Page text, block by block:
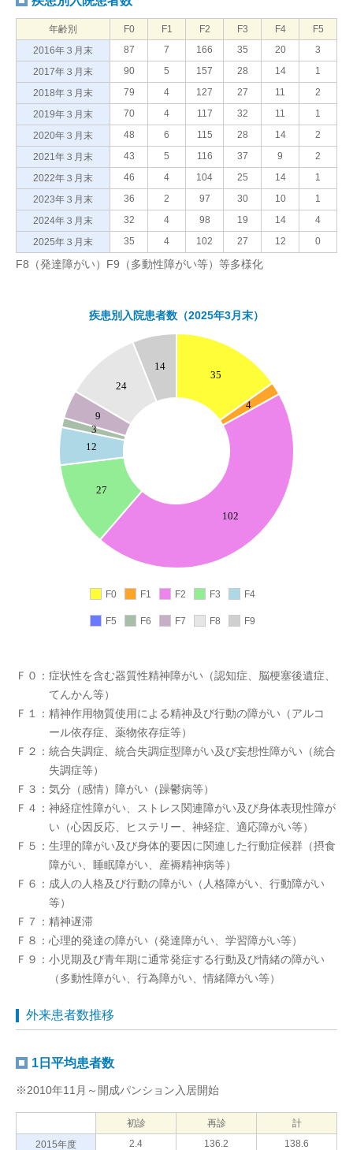
年齢別 F0 F1 F2 F3 F4 F5
2016年３月末
87 7 166 35 20
3
2017年３月末
90 5 157 28 14
1
2018年３月末
79 4 127 27 11
2
2019年３月末
70 4 117 32 11
1
2020年３月末
48 6 115 28 14
2
2021年３月末
43 5 116 37 9
2
2022年３月末
46 4 104 25 14
1
2023年３月末
36 2 97 30 10
1
2024年３月末
32 4 98 19 14
4
2025年３月末
35 4 102 27 12 0
F8（発達障がい）F9（多動性障がい等）等多様化
疾患別入院患者数（2025年3月末）
F0 F1 F2 F3 F4
F5 F6 F7 F8 F9
Ｆ０：症状性を含む器質性精神障がい（認知症、脳梗塞後遺症、
てんかん等）
Ｆ１：精神作用物質使用による精神及び行動の障がい（アルコ
ール依存症、薬物依存症等）
Ｆ２：統合失調症、統合失調症型障がい及び妄想性障がい（統合
失調症等）
Ｆ３：気分（感情）障がい（躁鬱病等）
Ｆ４：神経症性障がい、ストレス関連障がい及び身体表現性障が
い（心因反応、ヒステリー、神経症、適応障がい等）
Ｆ５：生理的障がい及び身体的要因に関連した行動症候群（摂食
障がい、睡眠障がい、産褥精神病等）
Ｆ６：成人の人格及び行動の障がい（人格障がい、行動障がい
等）
Ｆ７：精神遅滞
Ｆ８：心理的発達の障がい（発達障がい、学習障がい等）
Ｆ９：小児期及び青年期に通常発症する行動及び情緒の障がい
（多動性障がい、行為障がい、情緒障がい等）
外来患者数推移
1日平均患者数
※2010年11月～開成パンション入居開始
初診 再診
計
2015年度
2.4 136.2
138.6